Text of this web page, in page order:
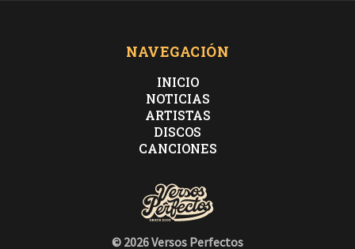
NAVEGACIÓN
INICIO
NOTICIAS
ARTISTAS
DISCOS
CANCIONES
© 2026 Versos Perfectos